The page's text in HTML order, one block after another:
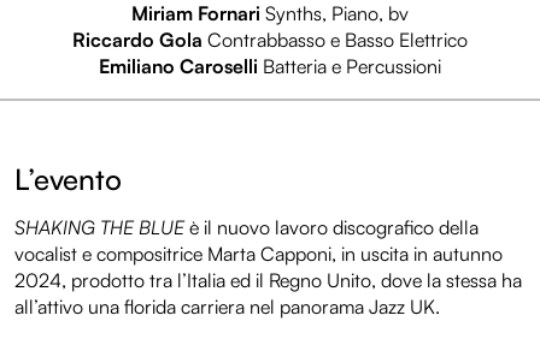
Miriam Fornari Synths, Piano, bv
Riccardo Gola Contrabbasso e Basso Elettrico
Emiliano Caroselli Batteria e Percussioni
L’evento
SHAKING THE BLUEè il nuovo lavoro discografico della
vocalist e compositrice Marta Capponi, in uscita in autunno
2024, prodotto tra l’Italia ed il Regno Unito, dove la stessa ha
all’attivo una florida carriera nel panorama Jazz UK.